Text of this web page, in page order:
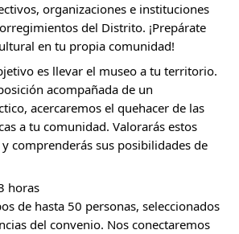
organizaciones e instituciones
del Distrito. ¡Prepárate
en tu propia comunidad!
es llevar el museo a tu territorio.
acompañada de un
acercaremos el quehacer de las
a tu comunidad. Valorarás estos
comprenderás sus posibilidades de
horas
de hasta 50 personas, seleccionados
del convenio. Nos conectaremos